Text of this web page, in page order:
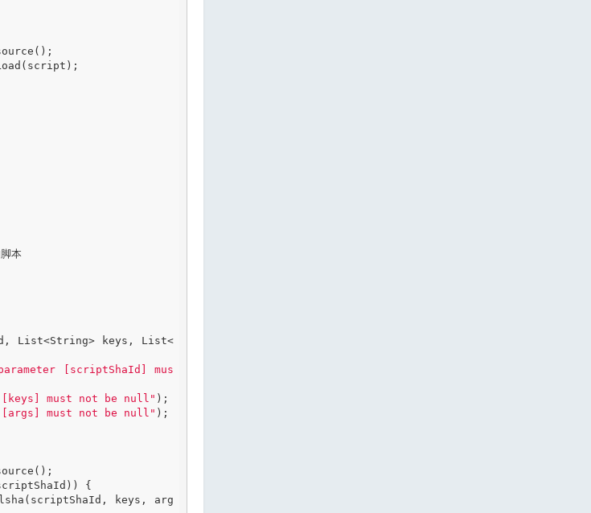
List<String> keys, List<
[scriptShaId] mus
[keys] must not be null" );
[args] must not be null" );
{